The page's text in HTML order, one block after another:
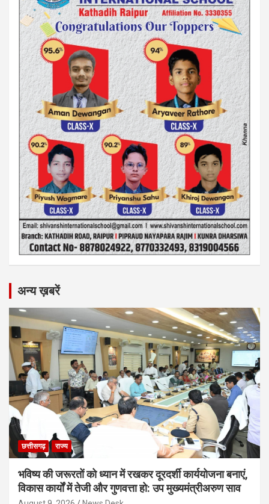
अन्य ख़बरें
छत्तीसगढ़ राज्य
भविष्य की जरूरतों को ध्यान में रखकर दूरदर्शी कार्ययोजना बनाएं,
विकास कार्यों में तेजी और गुणवत्ता हो: उप मुख्यमंत्रीअरुण साव